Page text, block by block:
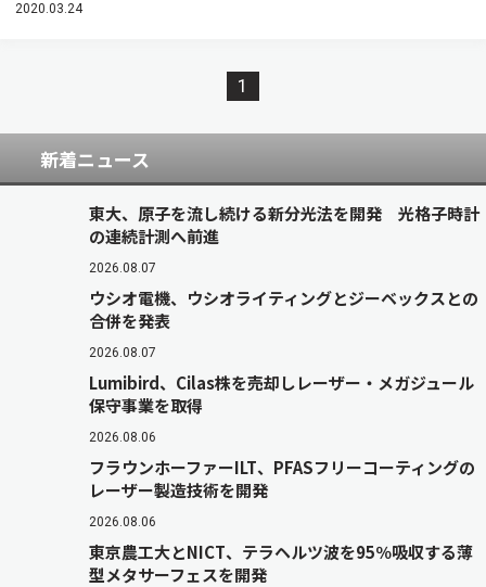
2020.03.24
1
新着ニュース
東大、原子を流し続ける新分光法を開発 光格子時計
の連続計測へ前進
2026.08.07
ウシオ電機、ウシオライティングとジーベックスとの
合併を発表
2026.08.07
Lumibird、Cilas株を売却しレーザー・メガジュール
保守事業を取得
2026.08.06
フラウンホーファーILT、PFASフリーコーティングの
レーザー製造技術を開発
2026.08.06
東京農工大とNICT、テラヘルツ波を95％吸収する薄
型メタサーフェスを開発